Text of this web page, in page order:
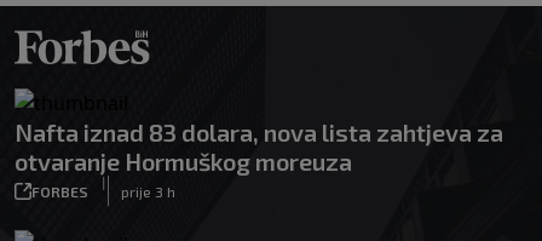
Nafta iznad 83 dolara, nova lista zahtjeva za
otvaranje Hormuškog moreuza
FORBES
|
prije 3 h